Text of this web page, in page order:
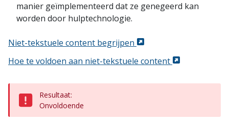
manier geïmplementeerd dat ze genegeerd kan
worden door hulptechnologie.
Niet-tekstuele content begrijpen
Hoe te voldoen aan niet-tekstuele content
Resultaat:
Onvoldoende